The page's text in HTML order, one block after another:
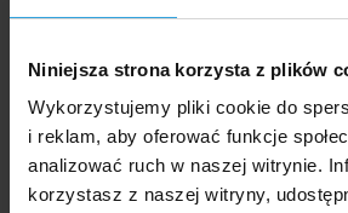
Niniejsza strona korzysta z plików
Wykorzystujemy pliki cookie do
i reklam, aby oferować funkcje
analizować ruch w naszej witrynie.
korzystasz z naszej witryny,
cyrkulacyjnej podczas zimowania
cyrkulacyjnego i ewentualnemu
skutek mrozu.